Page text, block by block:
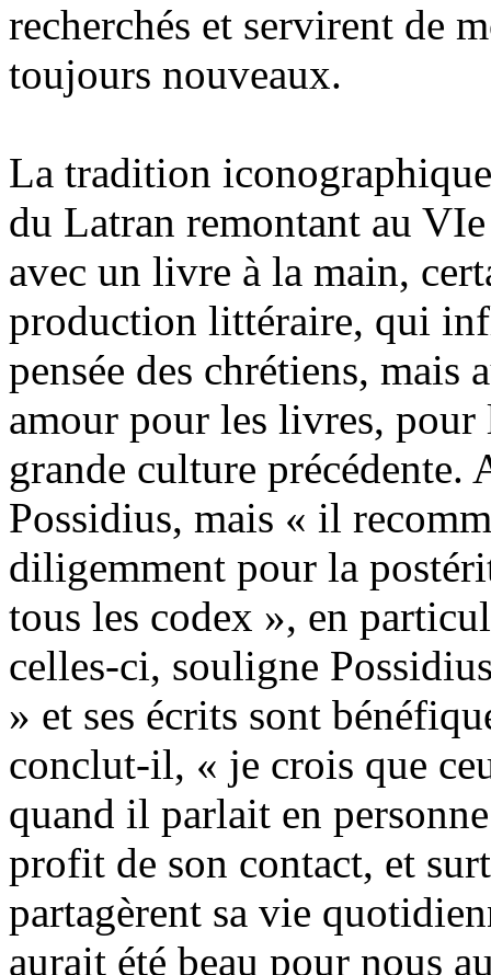
recherchés et servirent de
toujours nouveaux.
La tradition
du Latran remontant au
avec un livre à la main,
production littéraire, qui
pensée des chrétiens, mais
amour pour les livres, pour
grande culture précédente.
Possidius, mais « il
diligemment pour la
tous les codex », en
celles-ci, souligne
» et ses écrits sont
conclut-il, « je crois que
quand il parlait en
profit de son contact, et
partagèrent sa vie
aurait été beau pour nous